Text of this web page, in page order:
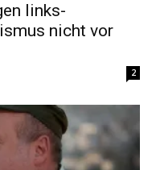
links-
nicht vor
2